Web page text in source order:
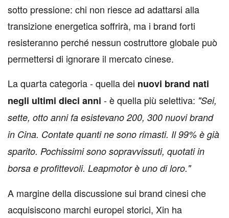
sotto pressione: chi non riesce ad adattarsi alla
transizione energetica soffrirà, ma i brand forti
resisteranno perché nessun costruttore globale può
permettersi di ignorare il mercato cinese.
La quarta categoria - quella dei nuovi brand nati
negli ultimi dieci anni - è quella più selettiva: "Sei,
sette, otto anni fa esistevano 200, 300 nuovi brand
in Cina. Contate quanti ne sono rimasti. Il 99% è già
sparito. Pochissimi sono sopravvissuti, quotati in
borsa e profittevoli. Leapmotor è uno di loro."
A margine della discussione sui brand cinesi che
acquisiscono marchi europei storici, Xin ha